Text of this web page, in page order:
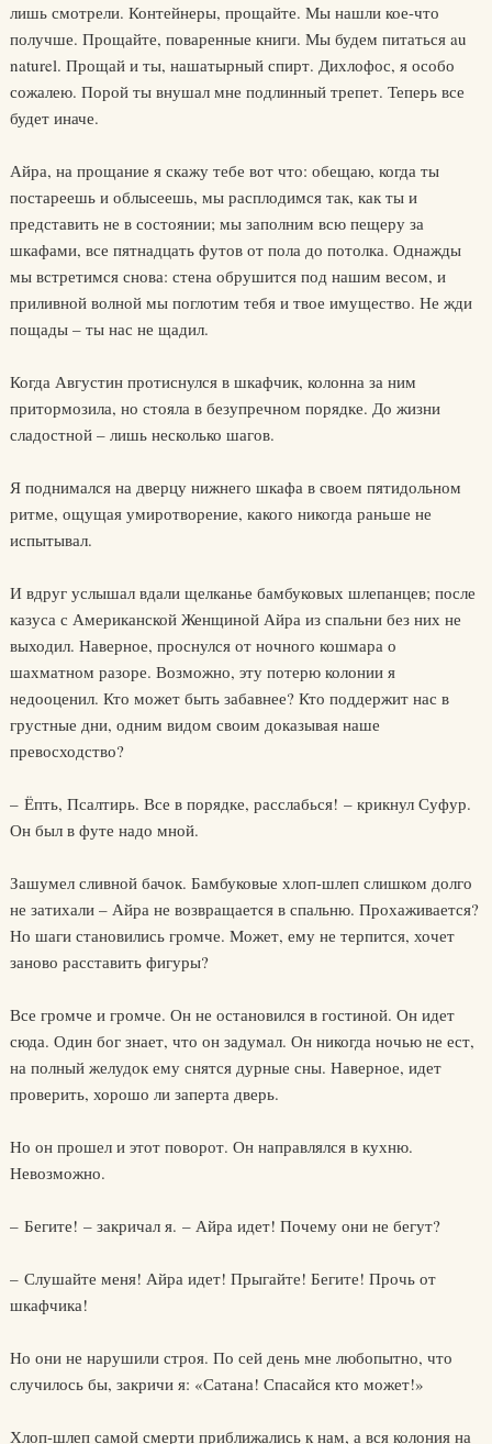
лишь смотрели. Контейнеры, прощайте. Мы нашли кое-что
получше. Прощайте, поваренные книги. Мы будем питаться au
naturel. Прощай и ты, нашатырный спирт. Дихлофос, я особо
сожалею. Порой ты внушал мне подлинный трепет. Теперь все
будет иначе.
Айра, на прощание я скажу тебе вот что: обещаю, когда ты
постареешь и облысеешь, мы расплодимся так, как ты и
представить не в состоянии; мы заполним всю пещеру за
шкафами, все пятнадцать футов от пола до потолка. Однажды
мы встретимся снова: стена обрушится под нашим весом, и
приливной волной мы поглотим тебя и твое имущество. Не жди
пощады – ты нас не щадил.
Когда Августин протиснулся в шкафчик, колонна за ним
притормозила, но стояла в безупречном порядке. До жизни
сладостной – лишь несколько шагов.
Я поднимался на дверцу нижнего шкафа в своем пятидольном
ритме, ощущая умиротворение, какого никогда раньше не
испытывал.
И вдруг услышал вдали щелканье бамбуковых шлепанцев; после
казуса с Американской Женщиной Айра из спальни без них не
выходил. Наверное, проснулся от ночного кошмара о
шахматном разоре. Возможно, эту потерю колонии я
недооценил. Кто может быть забавнее? Кто поддержит нас в
грустные дни, одним видом своим доказывая наше
превосходство?
– Ёпть, Псалтирь. Все в порядке, расслабься! – крикнул Суфур.
Он был в футе надо мной.
Зашумел сливной бачок. Бамбуковые хлоп-шлеп слишком долго
не затихали – Айра не возвращается в спальню. Прохаживается?
Но шаги становились громче. Может, ему не терпится, хочет
заново расставить фигуры?
Все громче и громче. Он не остановился в гостиной. Он идет
сюда. Один бог знает, что он задумал. Он никогда ночью не ест,
на полный желудок ему снятся дурные сны. Наверное, идет
проверить, хорошо ли заперта дверь.
Но он прошел и этот поворот. Он направлялся в кухню.
Невозможно.
– Бегите! – закричал я. – Айра идет! Почему они не бегут?
– Слушайте меня! Айра идет! Прыгайте! Бегите! Прочь от
шкафчика!
Но они не нарушили строя. По сей день мне любопытно, что
случилось бы, закричи я: «Сатана! Спасайся кто может!»
Хлоп-шлеп самой смерти приближались к нам, а вся колония на